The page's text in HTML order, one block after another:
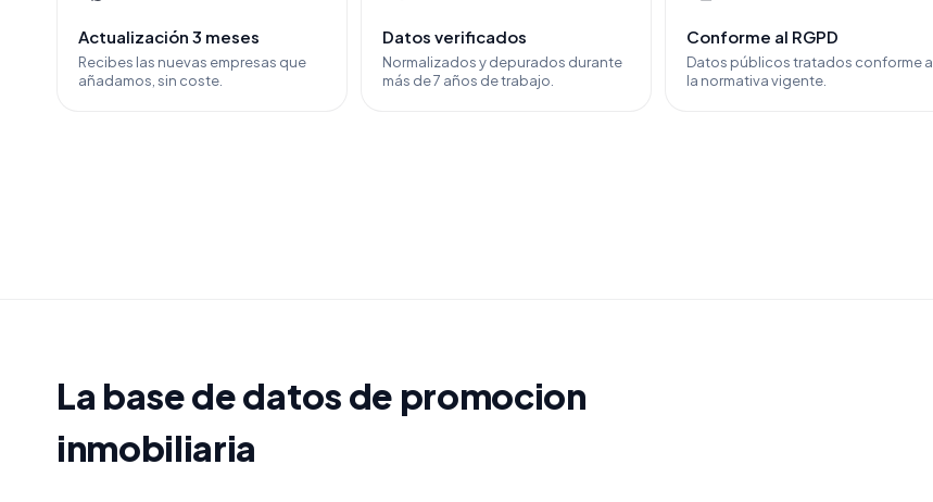
Actualización 3 meses
Recibes las nuevas empresas que
añadamos, sin coste.
Datos verificados
Normalizados y depurados durante
más de 7 años de trabajo.
Conforme al RGPD
Datos públicos tratados conforme a
la normativa vigente.
La base de datos de promocion
inmobiliaria